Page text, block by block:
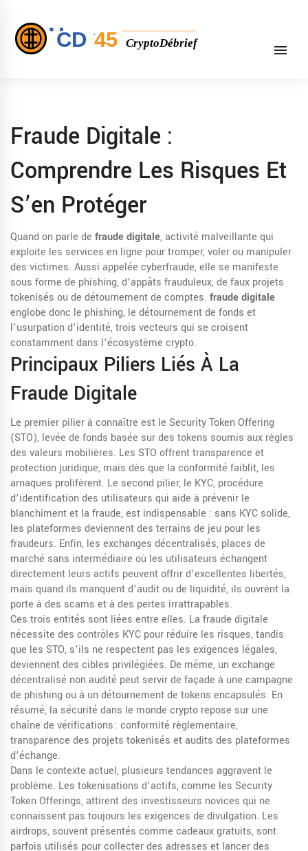
Fraude Digitale :
Comprendre Les Risques Et
S’en Protéger
Quand on parle de fraude digitale,activité malveillante qui
exploite les services en ligne pour tromper, voler ou manipuler
des victimes. Aussi appelée cyberfraude, elle se manifeste
sous forme de phishing, d’appâts frauduleux, de faux projets
tokenisés ou de détournement de comptes. fraude digitale
englobe donc le phishing, le détournement de fonds et
l’usurpation d’identité, trois vecteurs qui se croisent
constamment dans l’écosystème crypto.
Principaux Piliers Liés À La
Fraude Digitale
Le premier pilier à connaître est le Security Token Offering
(STO), levée de fonds basée sur des tokens soumis aux règles
des valeurs mobilières. Les STO offrent transparence et
protection juridique, mais dès que la conformité faiblit, les
arnaques prolifèrent. Le second pilier, le KYC, procédure
d’identification des utilisateurs qui aide à prévenir le
blanchiment et la fraude, est indispensable : sans KYC solide,
les plateformes deviennent des terrains de jeu pour les
fraudeurs. Enfin, les exchanges décentralisés, places de
marché sans intermédiaire où les utilisateurs échangent
directement leurs actifs peuvent offrir d’excellentes libertés,
mais quand ils manquent d’audit ou de liquidité, ils ouvrent la
porte à des scams et à des pertes irrattrapables.
Ces trois entités sont liées entre elles. La fraude digitale
nécessite des contrôles KYC pour réduire les risques, tandis
que les STO, s’ils ne respectent pas les exigences légales,
deviennent des cibles privilégiées. De même, un exchange
décentralisé non audité peut servir de façade à une campagne
de phishing ou à un détournement de tokens encapsulés. En
résumé, la sécurité dans le monde crypto repose sur une
chaîne de vérifications : conformité règlementaire,
transparence des projets tokenisés et audits des plateformes
d’échange.
Dans le contexte actuel, plusieurs tendances aggravent le
problème. Les tokenisations d’actifs, comme les Security
Token Offerings, attirent des investisseurs novices qui ne
connaissent pas toujours les exigences de divulgation. Les
airdrops, souvent présentés comme cadeaux gratuits, sont
parfois utilisés pour collecter des adresses et lancer des